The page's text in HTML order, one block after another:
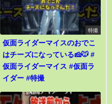
特撮
仮面ライダーマイスのおでこ
はチーズになっている🧀🐭 #
仮面ライダーマイス #仮面ラ
イダー #特撮